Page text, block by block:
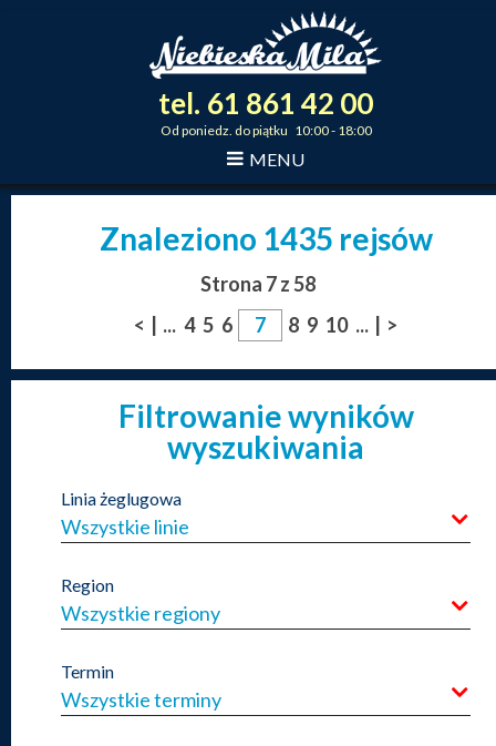
tel. 61 861 42 00
Od poniedz. do piątku 10:00 - 18:00
MENU
Znaleziono 1435 rejsów
Strona 7 z 58
<
... 4 5 6 8 9 10 ... >
Filtrowanie wyników
wyszukiwania
Linia żeglugowa
Wszystkie linie
Region
Wszystkie regiony
Termin
Wszystkie terminy